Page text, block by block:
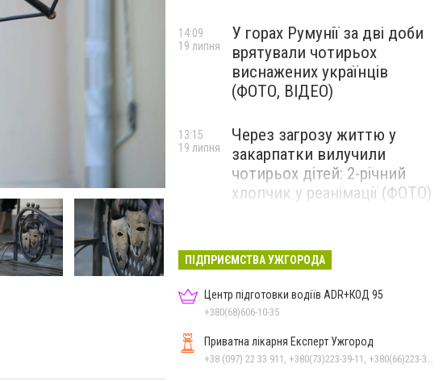
У горах Румунії за дві доби
врятували чотирьох
виснажених українців
(ФОТО, ВІДЕО)
14:09
19 липня
Через загрозу життю у
закарпатки вилучили
чотирьох дітей: 2-річний
хлопчик у реанімації (ФОТО)
13:15
19 липня
полеглим захисником
Артемом Ромчаком
19 липня
ПІДПРИЄМСТВА УЖГОРОДА
Центр підготовки водіїв ADR+КОД 95
+380(68)606-10-35
Приватна лікарня Експерт Ужгород
+38 (097) 22 33 911, +380(73)223-39-11, +380(66)223-39-11